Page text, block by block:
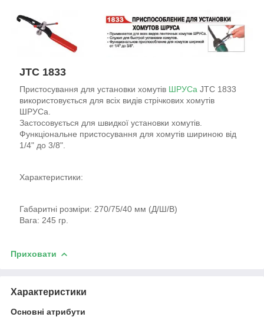
JTC 1833
Пристосування для установки хомутів ШРУСа JTC 1833
використовується для всіх видів стрічкових хомутів
ШРУСа.
Застосовується для швидкої установки хомутів.
Функціональне пристосування для хомутів шириною від
1/4" до 3/8".
Характеристики:
Габаритні розміри: 270/75/40 мм (Д/Ш/В)
Вага: 245 гр.
Приховати
Характеристики
Основні атрибути